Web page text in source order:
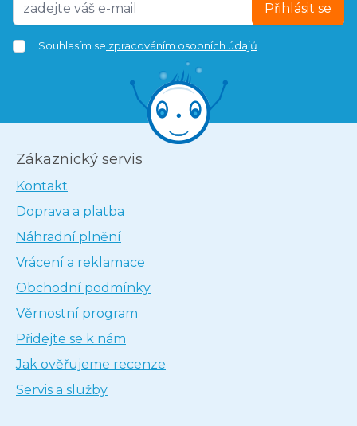
Přihlásit se
Souhlasím se zpracováním osobních údajů
Zákaznický servis
Kontakt
Doprava a platba
Náhradní plnění
Vrácení a reklamace
Obchodní podmínky
Věrnostní program
Přidejte se k nám
Jak ověřujeme recenze
Servis a služby